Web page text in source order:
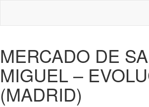
MERCADO DE
MIGUEL –
(MADRID)